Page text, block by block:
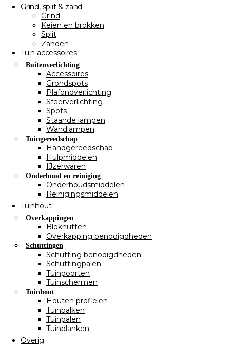
Grind, split & zand
Grind
Keien en brokken
Split
Zanden
Tuin accessoires
Buitenverlichting
Accessoires
Grondspots
Plafondverlichting
Sfeerverlichting
Spots
Staande lampen
Wandlampen
Tuingereedschap
Handgereedschap
Hulpmiddelen
IJzerwaren
Onderhoud en reiniging
Onderhoudsmiddelen
Reinigingsmiddelen
Tuinhout
Overkappingen
Blokhutten
Overkapping benodigdheden
Schuttingen
Schutting benodigdheden
Schuttingpalen
Tuinpoorten
Tuinschermen
Tuinhout
Houten profielen
Tuinbalken
Tuinpalen
Tuinplanken
Overig